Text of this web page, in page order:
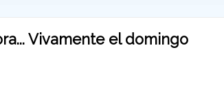
Vivamente el domingo